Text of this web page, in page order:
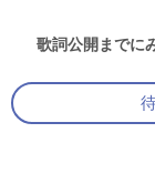
歌詞公開までに